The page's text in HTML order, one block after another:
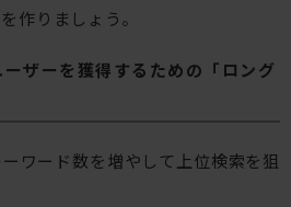
作りましょう。
ーザーを獲得するための「ロング
ワード数を増やして上位検索を狙